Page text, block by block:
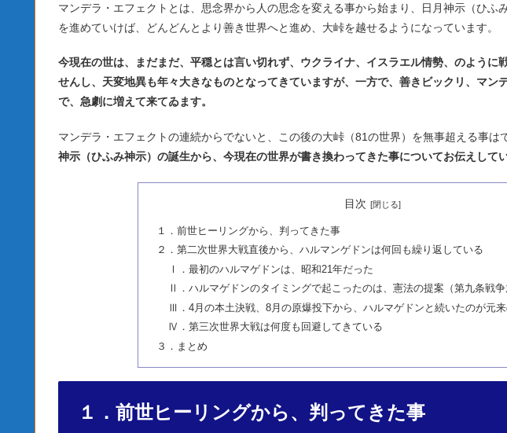
マンデラ・エフェクトとは、思念界から人の思念を変える事から始まり、日月神示（ひふ
を進めていけば、どんどんとより善き世界へと進め、大峠を越せるようになっています。
今現在の世は、まだまだ、平穏とは言い切れず、ウクライナ、イスラエル情勢、のように
せんし、天変地異も年々大きなものとなってきていますが、一方で、善きビックリ、マン
で、急劇に増えて来てゐます。
マンデラ・エフェクトの連続からでないと、この後の大峠（81の世界）を無事超える事は
神示（ひふみ神示）の誕生から、今現在の世界が書き換わってきた事についてお伝えしてい
目次
１．前世ヒーリングから、判ってきた事
２．第二次世界大戦直後から、ハルマンゲドンは何回も繰り返している
Ⅰ．最初のハルマゲドンは、昭和21年だった
Ⅱ．ハルマゲドンのタイミングで起こったのは、憲法の提案（第九条戦
Ⅲ．4月の本土決戦、8月の原爆投下から、ハルマゲドンと続いたのが元
Ⅳ．第三次世界大戦は何度も回避してきている
３．まとめ
１．前世ヒーリングから、判ってきた事